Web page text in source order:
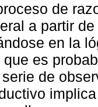
de
a partir
en la
es
de